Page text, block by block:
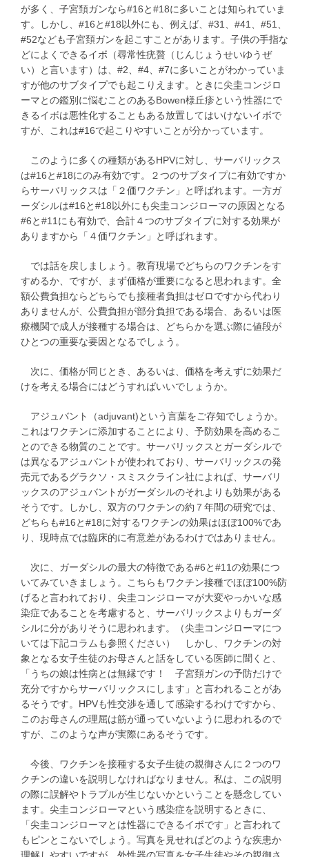
が多く、子宮頚ガンなら#16と#18に多いことは知られていま
す。しかし、#16と#18以外にも、例えば、#31、#41、#51、
#52なども子宮頚ガンを起こすことがあります。子供の手指な
どによくできるイボ（尋常性疣贅（じんじょうせいゆうぜ
い）と言います）は、#2、#4、#7に多いことがわかっていま
すが他のサブタイプでも起こりえます。ときに尖圭コンジロ
ーマとの鑑別に悩むことのあるBowen様丘疹という性器にで
きるイボは悪性化することもある放置してはいけないイボで
すが、これは#16で起こりやすいことが分かっています。
このように多くの種類があるHPVに対し、サーバリックス
は#16と#18にのみ有効です。２つのサブタイプに有効ですか
らサーバリックスは「２価ワクチン」と呼ばれます。一方ガ
ーダシルは#16と#18以外にも尖圭コンジローマの原因となる
#6と#11にも有効で、合計４つのサブタイプに対する効果が
ありますから「４価ワクチン」と呼ばれます。
では話を戻しましょう。教育現場でどちらのワクチンをす
すめるか、ですが、まず価格が重要になると思われます。全
額公費負担ならどちらでも接種者負担はゼロですから代わり
ありませんが、公費負担が部分負担である場合、あるいは医
療機関で成人が接種する場合は、どちらかを選ぶ際に値段が
ひとつの重要な要因となるでしょう。
次に、価格が同じとき、あるいは、価格を考えずに効果だ
けを考える場合にはどうすればいいでしょうか。
アジュバント（adjuvant)という言葉をご存知でしょうか。
これはワクチンに添加することにより、予防効果を高めるこ
とのできる物質のことです。サーバリックスとガーダシルで
は異なるアジュバントが使われており、サーバリックスの発
売元であるグラクソ・スミスクライン社によれば、サーバリ
ックスのアジュバントがガーダシルのそれよりも効果がある
そうです。しかし、双方のワクチンの約７年間の研究では、
どちらも#16と#18に対するワクチンの効果はほぼ100%であ
り、現時点では臨床的に有意差があるわけではありません。
次に、ガーダシルの最大の特徴である#6と#11の効果につ
いてみていきましょう。こちらもワクチン接種でほぼ100%防
げると言われており、尖圭コンジローマが大変やっかいな感
染症であることを考慮すると、サーバリックスよりもガーダ
シルに分がありそうに思われます。（尖圭コンジローマにつ
いては下記コラムも参照ください） しかし、ワクチンの対
象となる女子生徒のお母さんと話をしている医師に聞くと、
「うちの娘は性病とは無縁です！ 子宮頚ガンの予防だけで
充分ですからサーバリックスにします」と言われることがあ
るそうです。HPVも性交渉を通して感染するわけですから、
このお母さんの理屈は筋が通っていないように思われるので
すが、このような声が実際にあるそうです。
今後、ワクチンを接種する女子生徒の親御さんに２つのワ
クチンの違いを説明しなければなりません。私は、この説明
の際に誤解やトラブルが生じないかということを懸念してい
ます。尖圭コンジローマという感染症を説明するときに、
「尖圭コンジローマとは性器にできるイボです」と言われて
もピンとこないでしょう。写真を見せればどのような疾患か